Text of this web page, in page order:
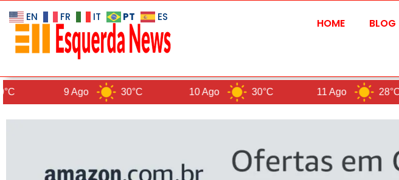
HOME BLOG
30°C 30°C 11 Ago 28°C
EN FR IT PT ES